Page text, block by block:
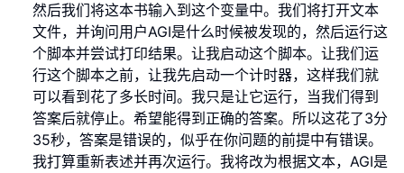
然后我们将这本书输入到这个变量中。我们将打开文本
文件，并询问用户AGI是什么时候被发现的，然后运行这
个脚本并尝试打印结果。让我启动这个脚本。让我们运
行这个脚本之前，让我先启动一个计时器，这样我们就
可以看到花了多长时间。我只是让它运行，当我们得到
答案后就停止。希望能得到正确的答案。所以这花了3分
35秒，答案是错误的，似乎在你问题的前提中有错误。
我打算重新表述并再次运行。我将改为根据文本，AGI是